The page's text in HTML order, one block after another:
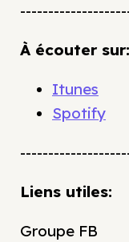
À écouter sur:
Itunes
Spotify
Liens utiles:
Groupe FB